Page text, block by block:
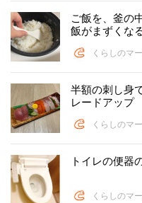
ご飯を、釜の
飯がまずくな
くらしのマ
半額の刺し身
レードアップ
くらしのマ
トイレの便器
くらしのマ